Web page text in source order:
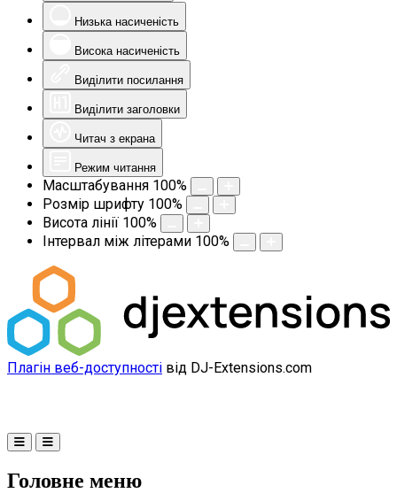
Низька насиченість
Висока насиченість
Виділити посилання
Виділити заголовки
Читач з екрана
Режим читання
Масштабування 100%
Розмір шрифту 100%
Висота лінії 100%
Інтервал між літерами 100%
Плагін веб-доступності від DJ-Extensions.com
Головне меню